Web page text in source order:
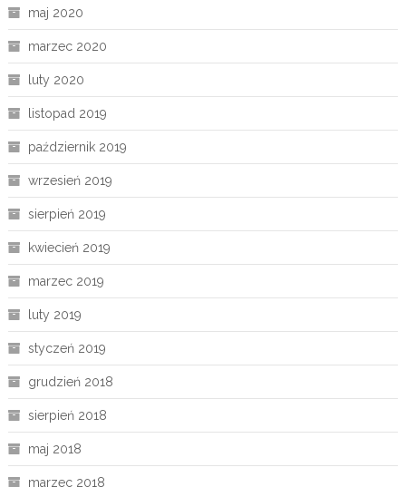
maj 2020
marzec 2020
luty 2020
listopad 2019
październik 2019
wrzesień 2019
sierpień 2019
kwiecień 2019
marzec 2019
luty 2019
styczeń 2019
grudzień 2018
sierpień 2018
maj 2018
marzec 2018